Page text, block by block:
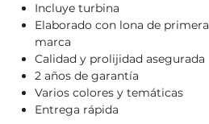
Incluye turbina
Elaborado con lona de primera
marca
Calidad y prolijidad asegurada
2 años de garantía
Varios colores y temáticas
Entrega rápida